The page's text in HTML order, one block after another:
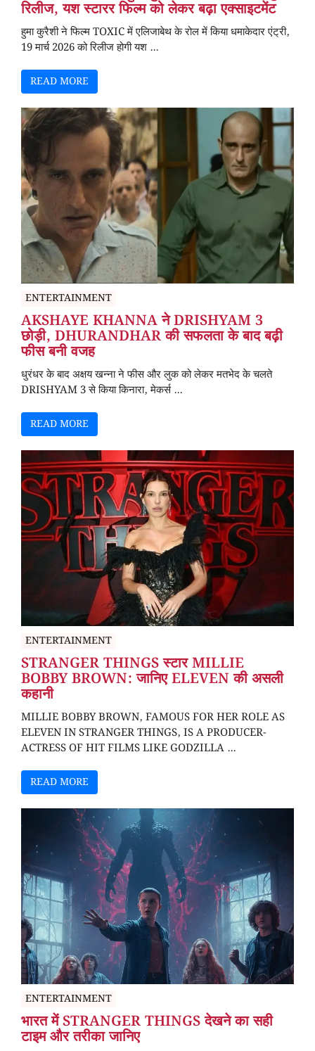
रिलीज, यश स्टारर फिल्म को लेकर बढ़ा एक्साइटमेंट
हुमा कुरैशी ने फिल्म TOXIC में एलिजाबेथ के रोल में किया धमाकेदार एंट्री,
19 मार्च 2026 को रिलीज होगी यश ...
READ MORE
ENTERTAINMENT
AKSHAYE KHANNA ने DRISHYAM 3
छोड़ी, DHURANDHAR की सफलता के बाद बढ़ी
फीस बनी वजह
धुरंधर के बाद अक्षय खन्ना ने फीस और लुक को लेकर मतभेद के चलते
DRISHYAM 3 से किया किनारा, मेकर्स ...
READ MORE
ENTERTAINMENT
STRANGER THINGS स्टार MILLIE
BOBBY BROWN: जानिए ELEVEN की असली
कहानी
MILLIE BOBBY BROWN, FAMOUS FOR HER ROLE AS
ELEVEN IN STRANGER THINGS, IS A PRODUCER-
ACTRESS OF HIT FILMS LIKE GODZILLA ...
READ MORE
ENTERTAINMENT
भारत में STRANGER THINGS देखने का सही
टाइम और तरीका जानिए